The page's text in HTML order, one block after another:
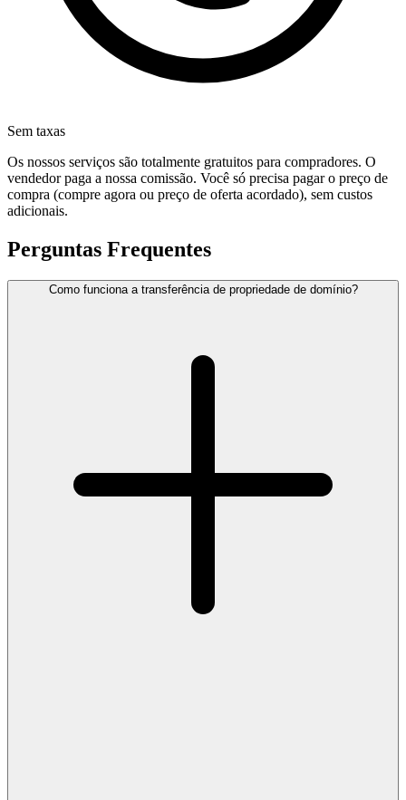
Sem taxas
Os nossos serviços são totalmente gratuitos para compradores. O
vendedor paga a nossa comissão. Você só precisa pagar o preço de
compra (compre agora ou preço de oferta acordado), sem custos
adicionais.
Perguntas Frequentes
Como funciona a transferência de propriedade de domínio?